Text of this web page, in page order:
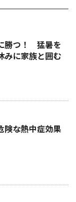
勝つ！ 猛暑を
に家族と囲む
な熱中症効果